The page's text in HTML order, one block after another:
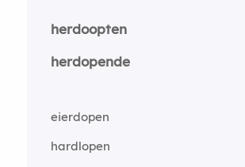
herdoopten
herdopende
eierdopen
hardlopen